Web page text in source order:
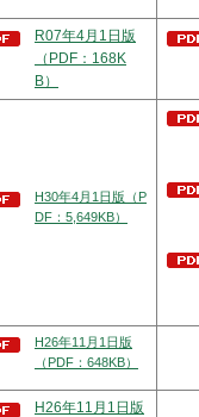
R07年4月1日版
（PDF：168K
B）
H30年4月1日版（P
DF：5,649KB）
H26年11月1日版
（PDF：648KB）
H26年11月1日版